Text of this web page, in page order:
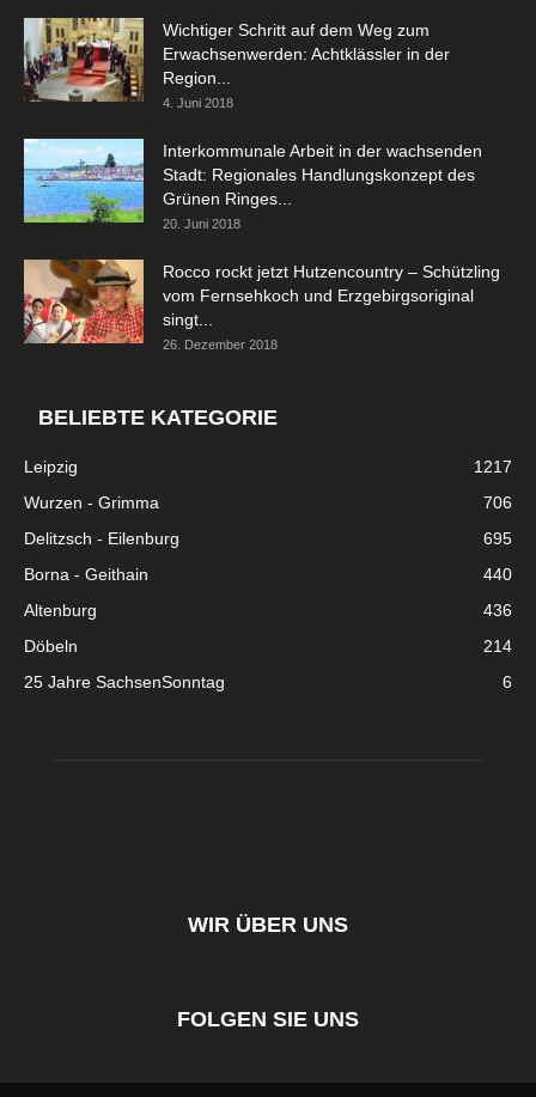
Wichtiger Schritt auf dem Weg zum
Erwachsenwerden: Achtklässler in der
Region...
4. Juni 2018
Interkommunale Arbeit in der wachsenden
Stadt: Regionales Handlungskonzept des
Grünen Ringes...
20. Juni 2018
Rocco rockt jetzt Hutzencountry – Schützling
vom Fernsehkoch und Erzgebirgsoriginal
singt...
26. Dezember 2018
BELIEBTE KATEGORIE
Leipzig
1217
Wurzen - Grimma
706
Delitzsch - Eilenburg
695
Borna - Geithain
440
Altenburg
436
Döbeln
214
25 Jahre SachsenSonntag
6
WIR ÜBER UNS
FOLGEN SIE UNS